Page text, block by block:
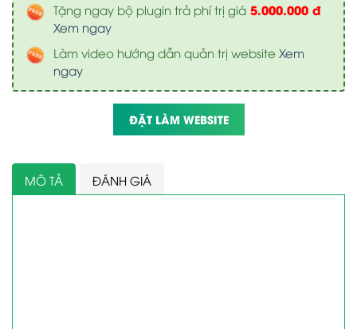
Tặng ngay bộ plugin trả phí trị giá 5.000.000 đ
Xem ngay
Làm video hướng dẫn quản trị website Xem
ngay
ĐẶT LÀM WEBSITE
MÔ TẢ ĐÁNH GIÁ